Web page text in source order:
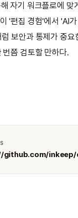
자기 워크플로에
'편집 경험'에서 'AI
보안과 통제가 중
쯤 검토할 만하다.
github.com/